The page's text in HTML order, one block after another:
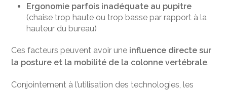
Ergonomie parfois inadéquate au pupitre
(chaise trop haute ou trop basse par rapport à la
hauteur du bureau)
Ces facteurs peuvent avoir une influence directe sur
la posture et la mobilité de la colonne vertébrale.
Conjointement à l’utilisation des technologies, les